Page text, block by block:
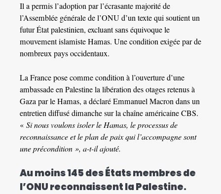
Il a permis l’adoption par l’écrasante majorité de
l’Assemblée générale de l’ONU d’un texte qui soutient un
futur État palestinien, excluant sans équivoque le
mouvement islamiste Hamas. Une condition exigée par de
nombreux pays occidentaux.
La France pose comme condition à l’ouverture d’une
ambassade en Palestine la libération des otages retenus à
Gaza par le Hamas, a déclaré Emmanuel Macron dans un
entretien diffusé dimanche sur la chaîne américaine CBS.
« Si nous voulons isoler le Hamas, le processus de
reconnaissance et le plan de paix qui l’accompagne sont
une précondition », a-t-il ajouté.
Au moins 145 des États membres de
l’ONU reconnaissent la Palestine.